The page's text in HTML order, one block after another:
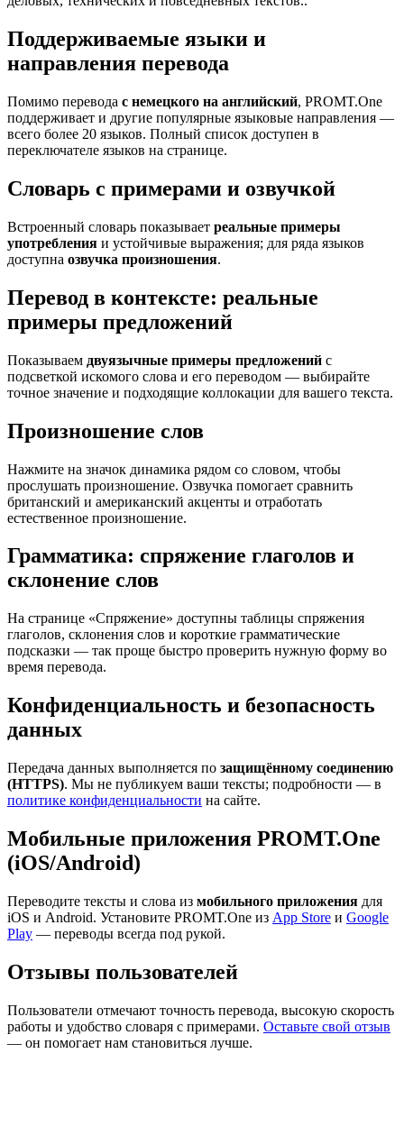
Поддерживаемые языки и
направления перевода
Помимо перевода с немецкого на английский, PROMT.One
поддерживает и другие популярные языковые направления —
всего более 20 языков. Полный список доступен в
переключателе языков на странице.
Словарь с примерами и озвучкой
Встроенный словарь показывает реальные примеры
употребления и устойчивые выражения; для ряда языков
доступна озвучка произношения.
Перевод в контексте: реальные
примеры предложений
Показываем двуязычные примеры предложений с
подсветкой искомого слова и его переводом — выбирайте
точное значение и подходящие коллокации для вашего текста.
Произношение слов
Нажмите на значок динамика рядом со словом, чтобы
прослушать произношение. Озвучка помогает сравнить
британский и американский акценты и отработать
естественное произношение.
Грамматика: спряжение глаголов и
склонение слов
На странице «Спряжение» доступны таблицы спряжения
глаголов, склонения слов и короткие грамматические
подсказки — так проще быстро проверить нужную форму во
время перевода.
Конфиденциальность и безопасность
данных
Передача данных выполняется по защищённому соединению
(HTTPS). Мы не публикуем ваши тексты; подробности — в
политике конфиденциальности на сайте.
Мобильные приложения PROMT.One
(iOS/Android)
Переводите тексты и слова из мобильного приложения для
iOS и Android. Установите PROMT.One из App Store и Google
Play — переводы всегда под рукой.
Отзывы пользователей
Пользователи отмечают точность перевода, высокую скорость
работы и удобство словаря с примерами. Оставьте свой отзыв
— он помогает нам становиться лучше.